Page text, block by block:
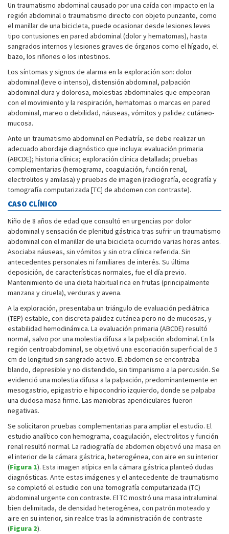
Un traumatismo abdominal causado por una caída con impacto en la
región abdominal o traumatismo directo con objeto punzante, como
el manillar de una bicicleta, puede ocasionar desde lesiones leves
tipo contusiones en pared abdominal (dolor y hematomas), hasta
sangrados internos y lesiones graves de órganos como el hígado, el
bazo, los riñones o los intestinos.
Los síntomas y signos de alarma en la exploración son: dolor
abdominal (leve o intenso), distensión abdominal, palpación
abdominal dura y dolorosa, molestias abdominales que empeoran
con el movimiento y la respiración, hematomas o marcas en pared
abdominal, mareo o debilidad, náuseas, vómitos y palidez cutáneo-
mucosa.
Ante un traumatismo abdominal en Pediatría, se debe realizar un
adecuado abordaje diagnóstico que incluya: evaluación primaria
(ABCDE); historia clínica; exploración clínica detallada; pruebas
complementarias (hemograma, coagulación, función renal,
electrolitos y amilasa) y pruebas de imagen (radiografía, ecografía y
tomografía computarizada [TC] de abdomen con contraste).
CASO CLÍNICO
Niño de 8 años de edad que consultó en urgencias por dolor
abdominal y sensación de plenitud gástrica tras sufrir un traumatismo
abdominal con el manillar de una bicicleta ocurrido varias horas antes.
Asociaba náuseas, sin vómitos y sin otra clínica referida. Sin
antecedentes personales ni familiares de interés. Su última
deposición, de características normales, fue el día previo.
Mantenimiento de una dieta habitual rica en frutas (principalmente
manzana y ciruela), verduras y avena.
A la exploración, presentaba un triángulo de evaluación pediátrica
(TEP) estable, con discreta palidez cutánea pero no de mucosas, y
estabilidad hemodinámica. La evaluación primaria (ABCDE) resultó
normal, salvo por una molestia difusa a la palpación abdominal. En la
región centroabdominal, se objetivó una escoriación superficial de 5
cm de longitud sin sangrado activo. El abdomen se encontraba
blando, depresible y no distendido, sin timpanismo a la percusión. Se
evidenció una molestia difusa a la palpación, predominantemente en
mesogastrio, epigastrio e hipocondrio izquierdo, donde se palpaba
una dudosa masa firme. Las maniobras apendiculares fueron
negativas.
Se solicitaron pruebas complementarias para ampliar el estudio. El
estudio analítico con hemograma, coagulación, electrolitos y función
renal resultó normal. La radiografía de abdomen objetivó una masa en
el interior de la cámara gástrica, heterogénea, con aire en su interior
(Figura 1). Esta imagen atípica en la cámara gástrica planteó dudas
diagnósticas. Ante estas imágenes y el antecedente de traumatismo
se completó el estudio con una tomografía computarizada (TC)
abdominal urgente con contraste. El TC mostró una masa intraluminal
bien delimitada, de densidad heterogénea, con patrón moteado y
aire en su interior, sin realce tras la administración de contraste
(Figura 2).